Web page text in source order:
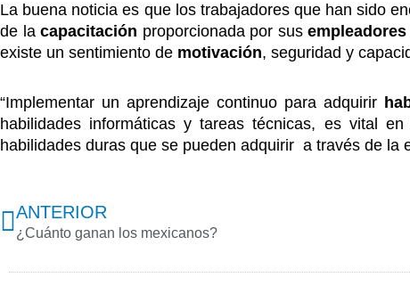
La buena noticia es que los trabajadores que han sido
de la capacitación proporcionada por sus empleadores
existe un sentimiento de motivación, seguridad y
“Implementar un aprendizaje continuo para adquirir
habilidades informáticas y tareas técnicas, es vital
habilidades duras que se pueden adquirir a través de la
Previo
ANTERIOR
¿Cuánto ganan los mexicanos?